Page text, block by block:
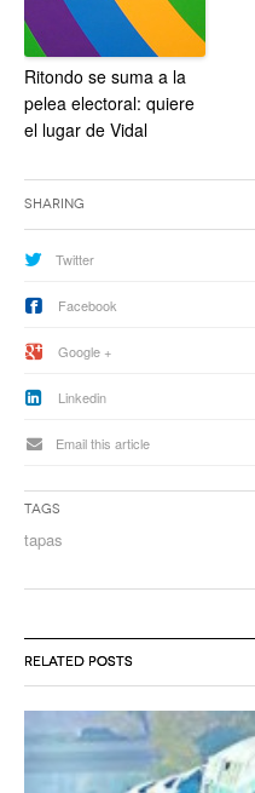
Ritondo se suma a la
pelea electoral: quiere
el lugar de Vidal
Sharing
Twitter
Facebook
Google +
Linkedin
Email this article
Tags
tapas
RELATED POSTS